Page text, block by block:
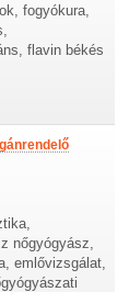
fogyókura,
flavin békés
nőgyógyász,
emlővizsgálat,